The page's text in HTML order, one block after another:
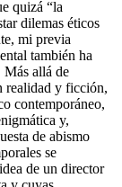
quizá “la
dilemas éticos
mi previa
también ha
Más allá de
realidad y ficción,
contemporáneo,
y,
de abismo
se
de un director